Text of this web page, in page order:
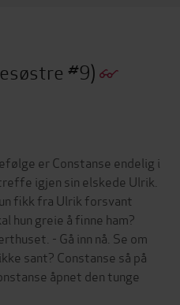
#9)
er Constanse endelig i
igjen sin elskede Ulrik.
fikk fra Ulrik forsvant
hun greie å finne ham?
- Gå inn nå. Se om
sant? Constanse så på
åpnet den tunge